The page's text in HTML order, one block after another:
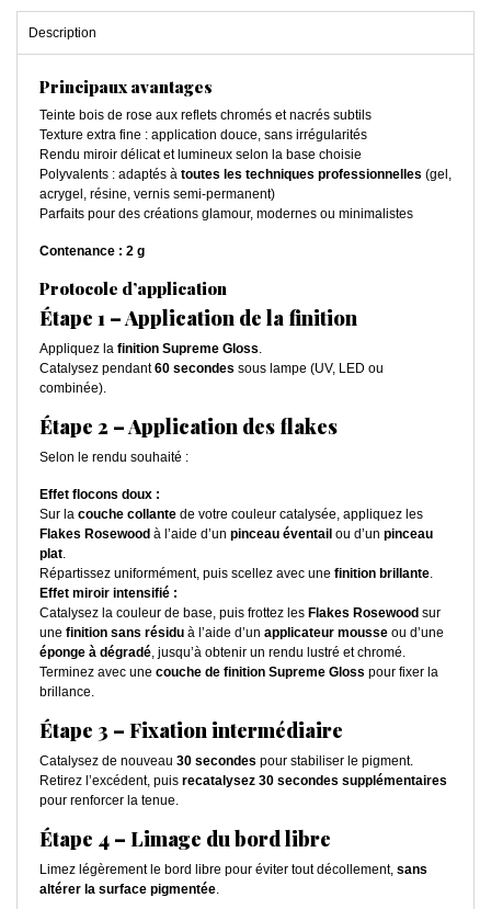
Description
Principaux avantages
Teinte bois de rose aux reflets chromés et nacrés subtils
Texture extra fine : application douce, sans irrégularités
Rendu miroir délicat et lumineux selon la base choisie
Polyvalents : adaptés à toutes les techniques professionnelles (gel,
acrygel, résine, vernis semi-permanent)
Parfaits pour des créations glamour, modernes ou minimalistes
Contenance : 2 g
Protocole d’application
Étape 1 – Application de la finition
Appliquez la finition Supreme Gloss.
Catalysez pendant60 secondes sous lampe (UV, LED ou
combinée).
Étape 2 – Application des flakes
Selon le rendu souhaité :
Effet flocons doux :
Sur la couche collante de votre couleur catalysée, appliquez les
Flakes Rosewood à l’aide d’un pinceau éventail ou d’un pinceau
plat.
Répartissez uniformément, puis scellez avec une finition brillante.
Effet miroir intensifié :
Catalysez la couleur de base, puis frottez les Flakes Rosewood sur
une finition sans résidu à l’aide d’un applicateur mousse ou d’une
éponge à dégradé, jusqu’à obtenir un rendu lustré et chromé.
Terminez avec une couche de finition Supreme Gloss pour fixer la
brillance.
Étape 3 – Fixation intermédiaire
Catalysez de nouveau 30 secondes pour stabiliser le pigment.
Retirez l’excédent, puis recatalysez 30 secondes supplémentaires
pour renforcer la tenue.
Étape 4 – Limage du bord libre
Limez légèrement le bord libre pour éviter tout décollement, sans
altérer la surface pigmentée.